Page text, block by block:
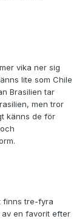
vika ner sig
lite som Chile
Brasilien tar
men tror
känns de för
finns tre-fyra
av en favorit efter